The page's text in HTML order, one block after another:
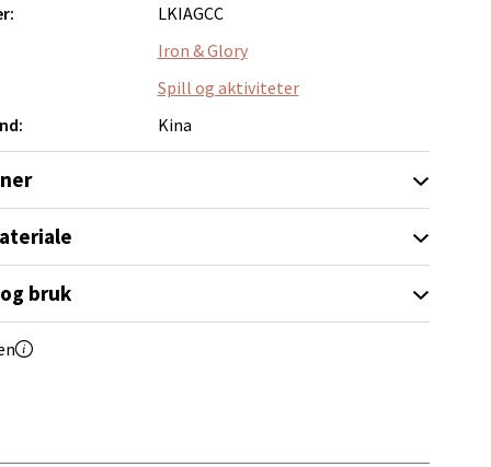
LKIAGCC
Iron & Glory
Spill og aktiviteter
Kina
bruk